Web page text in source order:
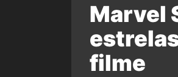
Marvel
filme